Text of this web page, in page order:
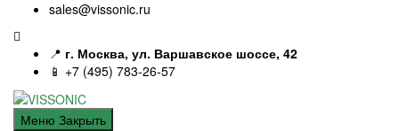
sales@vissonic.ru
📍 г. Москва, ул. Варшавское шоссе, 42
📱 +7 (495) 783-26-57
Меню Закрыть